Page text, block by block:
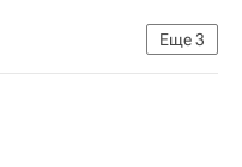
Еще3
Министерство строительства и жилищно-коммунального хозяйства РФ (Минстрой России)